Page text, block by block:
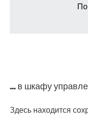
... в шкафу
Здесь находится